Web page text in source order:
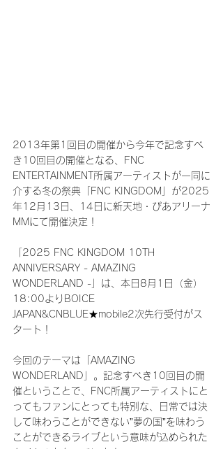
2013年第1回目の開催から今年で記念すべ
き10回目の開催となる、FNC
ENTERTAINMENT所属アーティストが一同に
介する冬の祭典「FNC KINGDOM」が2025
年12月13日、14日に新天地・ぴあアリーナ
MMにて開催決定！
「2025 FNC KINGDOM 10TH
ANNIVERSARY - AMAZING
WONDERLAND -」は、本日8月1日（金）
18:00よりBOICE
JAPAN&CNBLUE★mobile2次先行受付がス
タート！
今回のテーマは「AMAZING
WONDERLAND」。記念すべき10回目の開
催ということで、FNC所属アーティストにと
ってもファンにとっても特別な、日常では決
して味わうことができない”夢の国”を味わう
ことができるライブという意味が込められた